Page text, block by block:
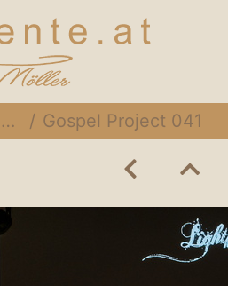
Gospel Project 041